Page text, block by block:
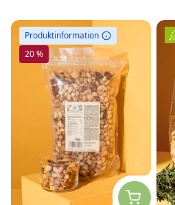
Produktinformation
20 %